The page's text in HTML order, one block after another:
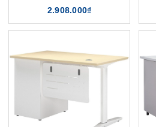
2.908.000₫